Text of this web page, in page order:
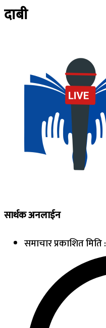
दाबी
सार्थक अनलाईन
समाचार प्रकाशित मिति :